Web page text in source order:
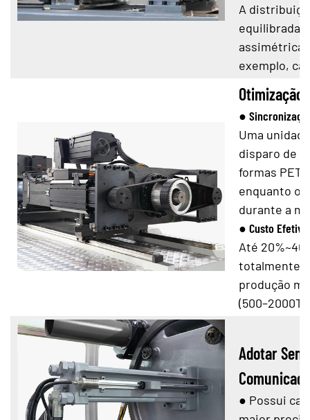
A
equilibrada
assimétrica
exemplo,
Otimização
●
Uma
disparo de
formas PET
enquanto o
durante a
● Custo
Até
totalmente
produção
(500–2000T).
Adotar
● Possui